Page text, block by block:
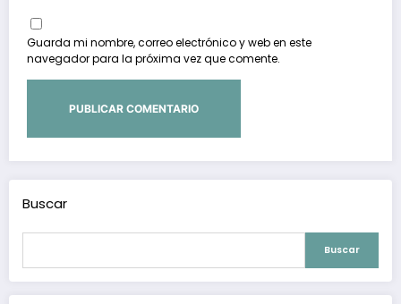
Guarda mi nombre, correo electrónico y web en este
navegador para la próxima vez que comente.
Buscar
Buscar